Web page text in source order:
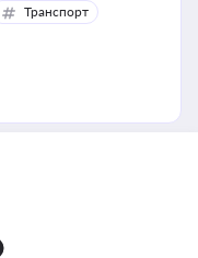
Транспорт